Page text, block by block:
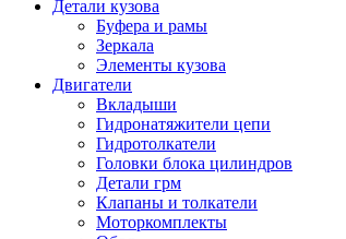
Детали кузова
Буфера и рамы
Зеркала
Элементы кузова
Двигатели
Вкладыши
Гидронатяжители цепи
Гидротолкатели
Головки блока цилиндров
Детали грм
Клапаны и толкатели
Моторкомплекты